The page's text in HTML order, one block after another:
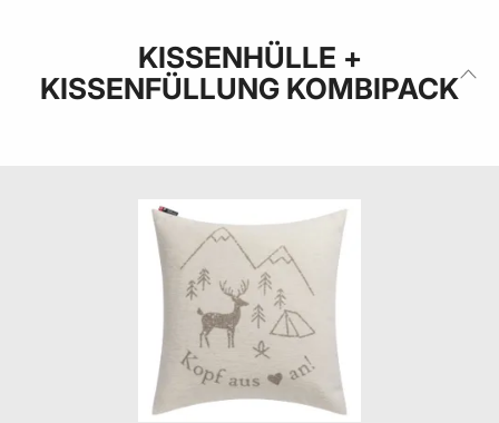
KISSENHÜLLE +
KISSENFÜLLUNG KOMBIPACK